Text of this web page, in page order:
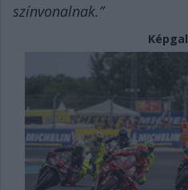
színvonalnak.”